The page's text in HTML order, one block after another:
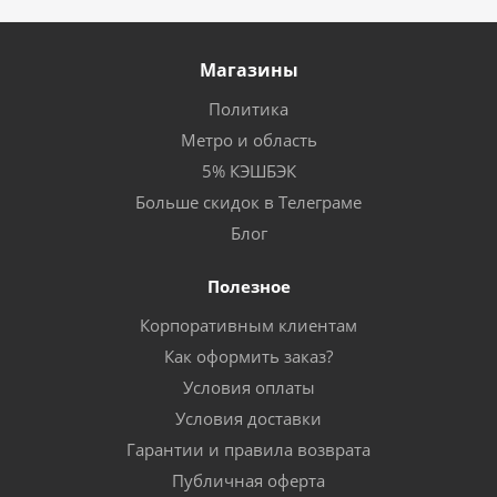
Магазины
Политика
Метро и область
5% КЭШБЭК
Больше скидок в Телеграме
Блог
Полезное
Корпоративным клиентам
Как оформить заказ?
Условия оплаты
Условия доставки
Гарантии и правила возврата
Публичная оферта